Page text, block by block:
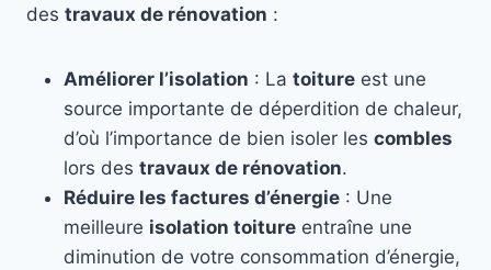
des travaux de rénovation :
Améliorer l’isolation : La toiture est une
source importante de déperdition de chaleur,
d’où l’importance de bien isoler les combles
lors des travaux de rénovation.
Réduire les factures d’énergie : Une
meilleure isolation toiture entraîne une
diminution de votre consommation d’énergie,